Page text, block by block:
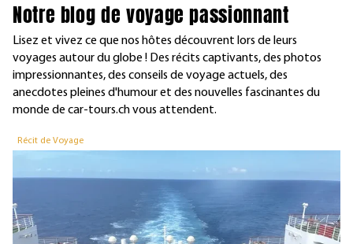
Notre blog de voyage passionnant
Lisez et vivez ce que nos hôtes découvrent lors de leurs
voyages autour du globe ! Des récits captivants, des photos
impressionnantes, des conseils de voyage actuels, des
anecdotes pleines d'humour et des nouvelles fascinantes du
monde de car-tours.ch vous attendent.
Récit de Voyage